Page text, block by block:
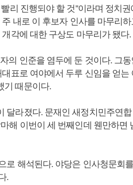
리 진행되야 할 것”이라며 정치
내로 이 후보자 인사를 마무리
각에 대한 구상도 마무리가 됐다.
의 인준을 염두에 둔 것이다. 그
표로 여야에서 두루 신임을 얻는
기 때문이다.
달라졌다. 문재인 새정치민주연
해 이번이 세 번째인데 웬만하면
로 해석된다. 야당은 인사청문회
.